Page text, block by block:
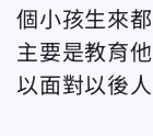
個小孩生來
主要是教育
以面對以後